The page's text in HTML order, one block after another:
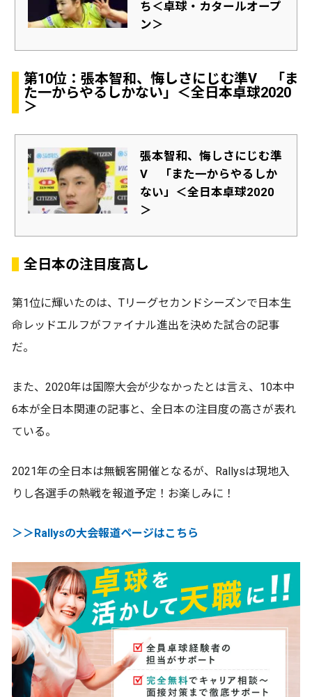
ち＜卓球・カタールオープ
ン＞
第10位：張本智和、悔しさにじむ準V 「ま
た一からやるしかない」＜全日本卓球2020
＞
張本智和、悔しさにじむ準
V 「また一からやるしか
ない」＜全日本卓球2020
＞
全日本の注目度高し
第1位に輝いたのは、Tリーグセカンドシーズンで日本生
命レッドエルフがファイナル進出を決めた試合の記事
だ。
また、2020年は国際大会が少なかったとは言え、10本中
6本が全日本関連の記事と、全日本の注目度の高さが表れ
ている。
2021年の全日本は無観客開催となるが、Rallysは現地入
りし各選手の熱戦を報道予定！お楽しみに！
＞＞Rallysの大会報道ページはこちら